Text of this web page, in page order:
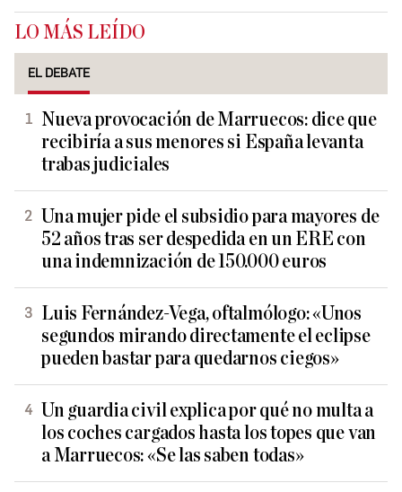
LO MÁS LEÍDO
EL DEBATE
Nueva provocación de Marruecos: dice que
recibiría a sus menores si España levanta
trabas judiciales
Una mujer pide el subsidio para mayores de
52 años tras ser despedida en un ERE con
una indemnización de 150.000 euros
Luis Fernández-Vega, oftalmólogo: «Unos
segundos mirando directamente el eclipse
pueden bastar para quedarnos ciegos»
Un guardia civil explica por qué no multa a
los coches cargados hasta los topes que van
a Marruecos: «Se las saben todas»